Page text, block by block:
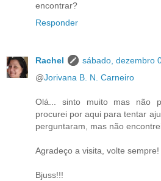
encontrar?
Responder
Rachel
sábado, dezembro
@Jorivana B. N. Carneiro
Olá... sinto muito mas não
procurei por aqui para tentar
perguntaram, mas não
Agradeço a visita, volte sempre!
Bjuss!!!